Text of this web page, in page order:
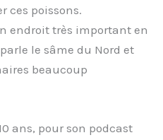
ces poissons.
endroit très important en
le sâme du Nord et
beaucoup
ans, pour son podcast